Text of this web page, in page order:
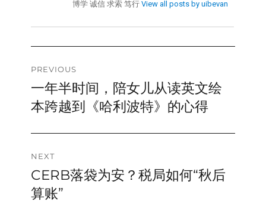
博学 诚信 求索 笃行 View all posts by uibevan
Post
navigation
PREVIOUS
Previous
post:
一年半时间，陪女儿从读英文绘
本跨越到《哈利波特》的心得
NEXT
Next
post:
CERB落袋为安？税局如何“秋后
算账”